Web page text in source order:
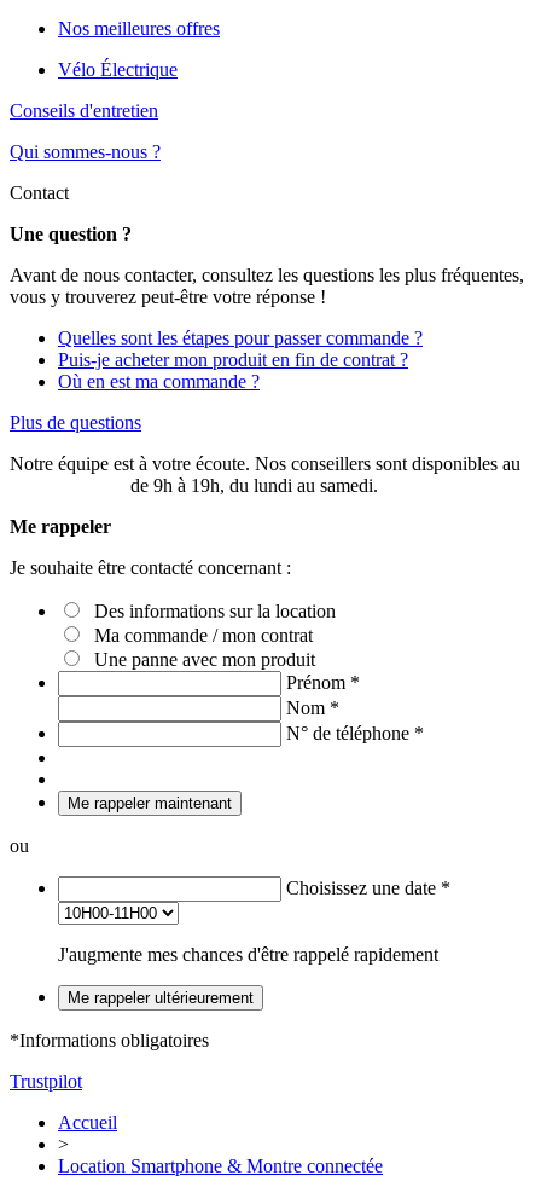
Nos meilleures offres
Vélo Électrique
Conseils d'entretien
Qui sommes-nous ?
Contact
Une question ?
Avant de nous contacter, consultez les questions les plus fréquentes,
vous y trouverez peut-être votre réponse !
Quelles sont les étapes pour passer commande ?
Puis-je acheter mon produit en fin de contrat ?
Où en est ma commande ?
Plus de questions
Notre équipe est à votre écoute. Nos conseillers sont disponibles au
de 9h à 19h, du lundi au samedi.
Me rappeler
Je souhaite être contacté concernant :
Des informations sur la location
Ma commande / mon contrat
Une panne avec mon produit
Prénom *
Nom *
N° de téléphone *
Me rappeler maintenant
ou
Choisissez une date *
J'augmente mes chances d'être rappelé rapidement
Me rappeler ultérieurement
*Informations obligatoires
Trustpilot
Accueil
>
Location Smartphone & Montre connectée